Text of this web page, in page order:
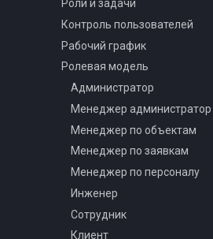
Роли и задачи
Контроль пользователей
Рабочий график
Ролевая модель
Администратор
Менеджер администратор
Менеджер по объектам
Менеджер по заявкам
Менеджер по персоналу
Инженер
Сотрудник
Клиент